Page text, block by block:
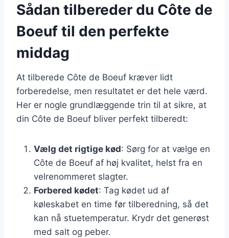
Sådan tilbereder du Côte de
Boeuf til den perfekte
middag
At tilberede Côte de Boeuf kræver lidt
forberedelse, men resultatet er det hele værd.
Her er nogle grundlæggende trin til at sikre, at
din Côte de Boeuf bliver perfekt tilberedt:
Vælg det rigtige kød: Sørg for at vælge en
Côte de Boeuf af høj kvalitet, helst fra en
velrenommeret slagter.
Forbered kødet: Tag kødet ud af
køleskabet en time før tilberedning, så det
kan nå stuetemperatur. Krydr det generøst
med salt og peber.